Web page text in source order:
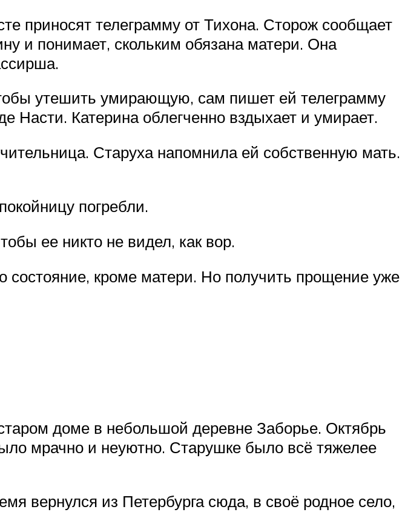
приносят телеграмму от Тихона. Сторож сообщает
и понимает, скольким обязана матери. Она
утешить умирающую, сам пишет ей телеграмму
Насти. Катерина облегченно вздыхает и умирает.
Старуха напомнила ей собственную мать.
погребли.
ее никто не видел, как вор.
состояние, кроме матери. Но получить прощение уже
доме в небольшой деревне Заборье. Октябрь
мрачно и неуютно. Старушке было всё тяжелее
вернулся из Петербурга сюда, в своё родное село,